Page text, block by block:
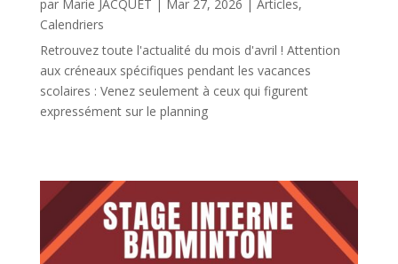
par Marie JACQUET | Mar 27, 2026 | Articles,
Calendriers
Retrouvez toute l'actualité du mois d'avril ! Attention
aux créneaux spécifiques pendant les vacances
scolaires : Venez seulement à ceux qui figurent
expressément sur le planning